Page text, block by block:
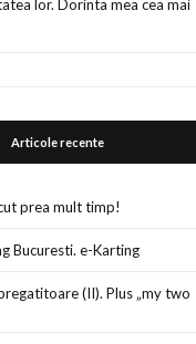
lor. Dorinta mea cea mai
Articole recente
prea mult timp!
Bucuresti. e-Karting
(II). Plus „my two